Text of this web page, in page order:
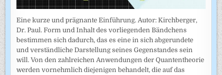
Eine kurze und prägnante Einführung. Autor: Kirchberger,
Dr. Paul. Form und Inhalt des vorliegenden Bändchens
bestimmen sich dadurch, das es eine in sich abgerundete
und verständliche Darstellung seines Gegenstandes sein
will. Von den zahlreichen Anwendungen der Quantentheorie
werden vornehmlich diejenigen behandelt, die auf das